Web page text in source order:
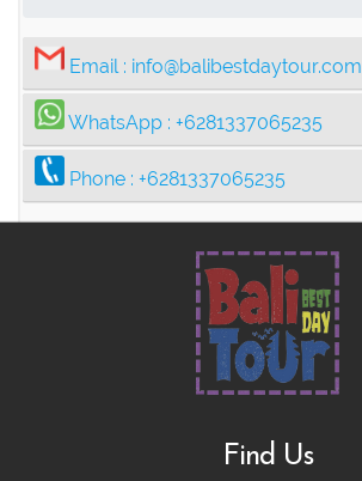
Email : info@balibestdaytour.com
WhatsApp : +6281337065235
Phone : +6281337065235
Find Us